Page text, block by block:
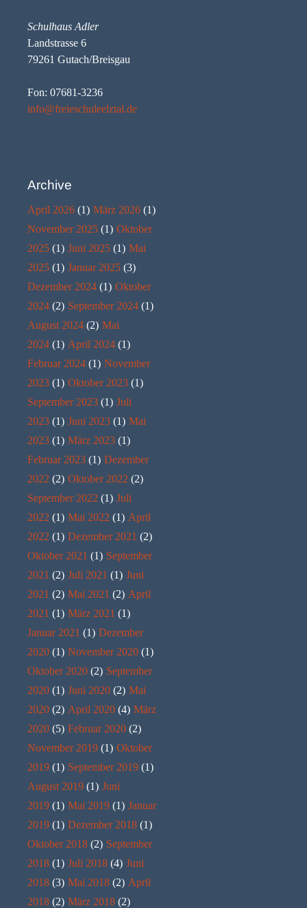
Schulhaus Adler
Landstrasse 6
79261 Gutach/Breisgau
Fon: 07681-3236
info@freieschuleelztal.de
Archive
April 2026 (1) März 2026 (1)
November 2025 (1) Oktober
2025 (1) Juni 2025 (1) Mai
2025 (1) Januar 2025 (3)
Dezember 2024 (1) Oktober
2024 (2) September 2024 (1)
August 2024 (2) Mai
2024 (1) April 2024 (1)
Februar 2024 (1) November
2023 (1) Oktober 2023 (1)
September 2023 (1) Juli
2023 (1) Juni 2023 (1) Mai
2023 (1) März 2023 (1)
Februar 2023 (1) Dezember
2022 (2) Oktober 2022 (2)
September 2022 (1) Juli
2022 (1) Mai 2022 (1) April
2022 (1) Dezember 2021 (2)
Oktober 2021 (1) September
2021 (2) Juli 2021 (1) Juni
2021 (2) Mai 2021 (2) April
2021 (1) März 2021 (1)
Januar 2021 (1) Dezember
2020 (1) November 2020 (1)
Oktober 2020 (2) September
2020 (1) Juni 2020 (2) Mai
2020 (2) April 2020 (4) März
2020 (5) Februar 2020 (2)
November 2019 (1) Oktober
2019 (1) September 2019 (1)
August 2019 (1) Juni
2019 (1) Mai 2019 (1) Januar
2019 (1) Dezember 2018 (1)
Oktober 2018 (2) September
2018 (1) Juli 2018 (4) Juni
2018 (3) Mai 2018 (2) April
2018 (2) März 2018 (2)